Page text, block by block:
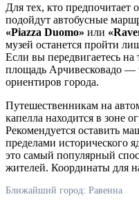
Для тех, кто предпочитает
подойдут автобусные
«Piazza Duomo» или
музей останется пройти
Если вы передвигаетесь на
площадь Арчивесковадо —
ориентиров города.
Путешественникам на
капелла находится в зоне
Рекомендуется оставить
пределами исторического
это самый популярный
жителей. Координаты для
Ближайший город: Равенна